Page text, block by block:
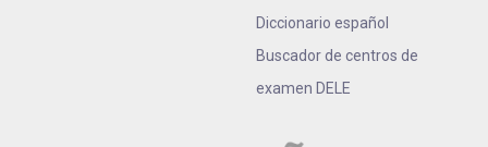
Diccionario español
Buscador de centros de
examen DELE